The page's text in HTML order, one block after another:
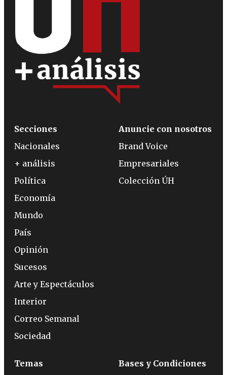
Secciones
Nacionales
+ análisis
Política
Economía
Mundo
País
Opinión
Sucesos
Arte y Espectáculos
Interior
Correo Semanal
Sociedad
Anuncie con nosotros
Brand Voice
Empresariales
Colección ÚH
Temas
Bases y Condiciones